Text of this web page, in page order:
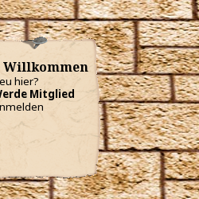
Willkommen
hier?
Mitglied